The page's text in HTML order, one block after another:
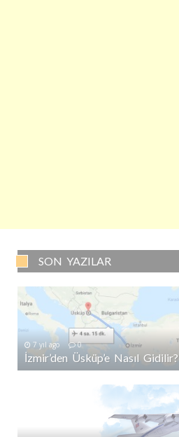
SON YAZILAR
7 yıl ago 0
İzmir’den Üsküp’e Nasıl Gidilir?